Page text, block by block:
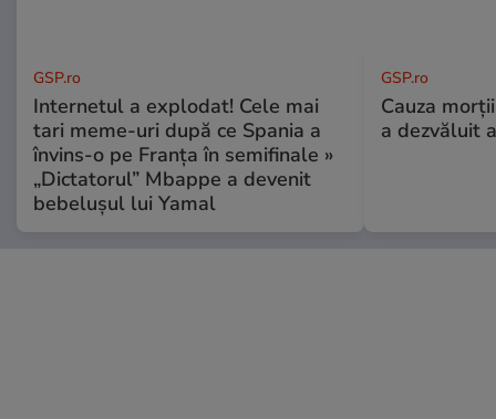
GSP.ro
Internetul a explodat! Cele mai
tari meme-uri după ce Spania a
învins-o pe Franța în semifinale »
„Dictatorul” Mbappe a devenit
bebelușul lui Yamal
GSP.ro
Cauza
a dezvăluit